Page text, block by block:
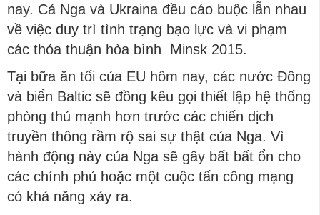
nay. Cả Nga và Ukraina đều cáo buộc lẫn nhau
về việc duy trì tình trạng bạo lực và vi phạm
các thỏa thuận hòa bình Minsk 2015.
Tại bữa ăn tối của EU hôm nay, các nước Đông
và biển Baltic sẽ đồng kêu gọi thiết lập hệ thống
phòng thủ mạnh hơn trước các chiến dịch
truyền thông rầm rộ sai sự thật của Nga. Vì
hành động này của Nga sẽ gây bất bất ổn cho
các chính phủ hoặc một cuộc tấn công mạng
có khả năng xảy ra.